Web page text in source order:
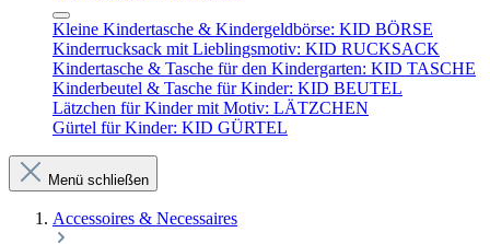
Kleine Kindertasche & Kindergeldbörse: KID BÖRSE
Kinderrucksack mit Lieblingsmotiv: KID RUCKSACK
Kindertasche & Tasche für den Kindergarten: KID TASCHE
Kinderbeutel & Tasche für Kinder: KID BEUTEL
Lätzchen für Kinder mit Motiv: LÄTZCHEN
Gürtel für Kinder: KID GÜRTEL
Menü schließen
Accessoires & Necessaires